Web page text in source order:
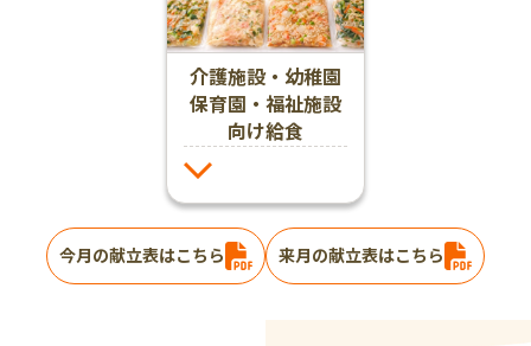
介護施設・幼稚園
保育園・福祉施設
向け給食
今月の献立表はこちら 来月の献立表はこちら